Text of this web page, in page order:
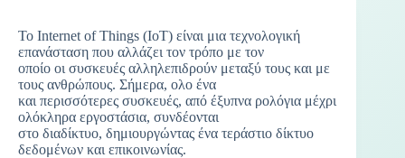
Το Internet of Things (IoT) είναι μια τεχνολογική
επανάσταση που αλλάζει τον τρόπο με τον
οποίο οι συσκευές αλληλεπιδρούν μεταξύ τους και με
τους ανθρώπους. Σήμερα, ολο ένα
και περισσότερες συσκευές, από έξυπνα ρολόγια μέχρι
ολόκληρα εργοστάσια, συνδέονται
στο διαδίκτυο, δημιουργώντας ένα τεράστιο δίκτυο
δεδομένων και επικοινωνίας.